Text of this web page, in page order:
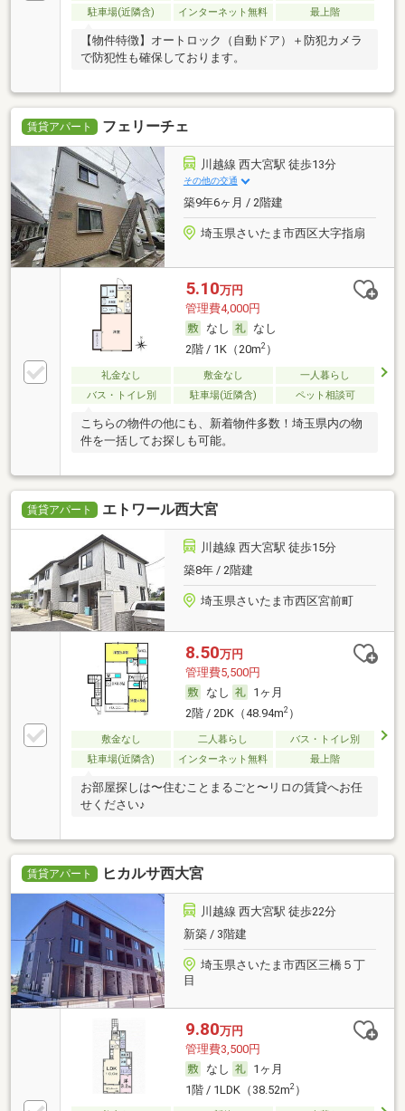
駐車場(近隣含)
インターネット無料 最上階
【物件特徴】オートロック（自動ドア）＋防犯カメラ
で防犯性も確保しております。
賃貸アパート フェリーチェ
川越線 西大宮駅 徒歩13分
その他の交通
築9年6ヶ月 / 2階建
埼玉県さいたま市西区大字指扇
5.10万円
管理費4,000円
なし
なし
2階 / 1K（20m2）
礼金なし 敷金なし
一人暮らし
バス・トイレ別
駐車場(近隣含) ペット相談可
こちらの物件の他にも、新着物件多数！埼玉県内の物
件を一括してお探しも可能。
賃貸アパート エトワール西大宮
川越線 西大宮駅 徒歩15分
築8年 / 2階建
埼玉県さいたま市西区宮前町
8.50万円
管理費5,500円
なし
1ヶ月
2階 / 2DK（48.94m2）
敷金なし 二人暮らし
バス・トイレ別
駐車場(近隣含)
インターネット無料 最上階
お部屋探しは〜住むことまるごと〜リロの賃貸へお任
せください♪
賃貸アパート ヒカルサ西大宮
川越線 西大宮駅 徒歩22分
新築 / 3階建
埼玉県さいたま市西区三橋５丁
目
9.80万円
管理費3,500円
なし
1ヶ月
1階 / 1LDK（38.52m2）